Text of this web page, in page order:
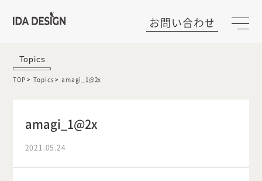
お問い合わせ
Topics
TOP Topics amagi_1@2x
amagi_1@2x
2021.05.24